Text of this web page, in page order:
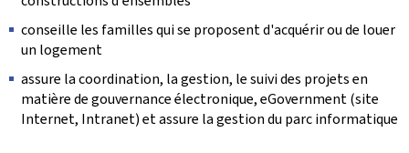
conseille les familles qui se proposent d'acquérir ou de louer
un logement
assure la coordination, la gestion, le suivi des projets en
matière de gouvernance électronique, eGovernment (site
Internet, Intranet) et assure la gestion du parc informatique